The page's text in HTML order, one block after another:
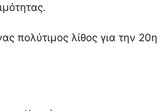
πολύτιμος λίθος για την 20η